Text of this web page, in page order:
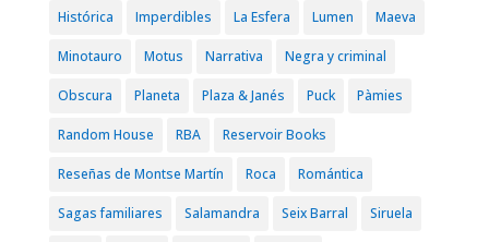
Histórica Imperdibles La Esfera Lumen Maeva
Minotauro Motus Narrativa Negra y criminal
Obscura Planeta Plaza & Janés Puck Pàmies
Random House RBA Reservoir Books
Reseñas de Montse Martín Roca Romántica
Sagas familiares Salamandra Seix Barral Siruela